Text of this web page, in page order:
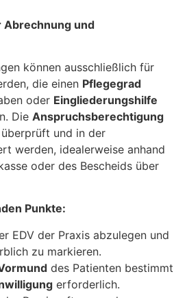
Abrechnung und
können ausschließlich für
die einen Pflegegrad
oder Eingliederungshilfe
Die Anspruchsberechtigung
und in der
werden, idealerweise anhand
oder des Bescheids über
Punkte:
EDV der Praxis abzulegen und
zu markieren.
des Patienten bestimmt
erforderlich.